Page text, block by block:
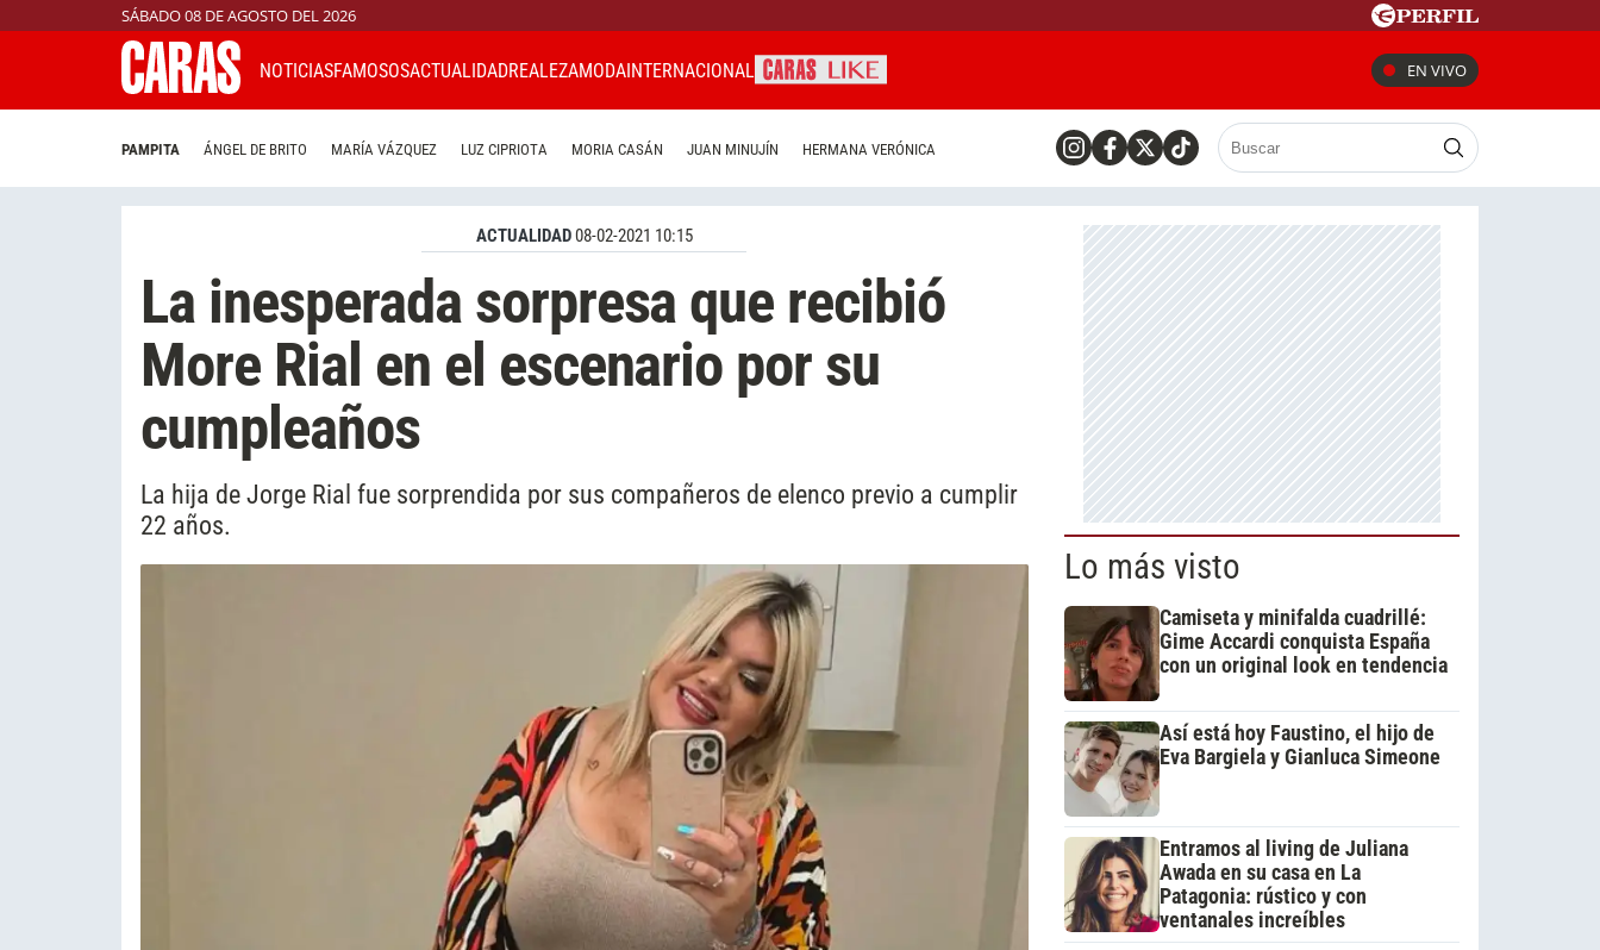
SÁBADO 08 DE AGOSTO DEL 2026
NOTICIASFAMOSOSACTUALIDADREALEZAMODAINTERNACIONAL EN VIVO
PAMPITA ÁNGEL DE BRITO MARÍA VÁZQUEZ LUZ CIPRIOTA MORIA CASÁN JUAN MINUJÍN HERMANA VERÓNICA
ACTUALIDAD08-02-2021 10:15
La inesperada sorpresa que recibió
More Rial en el escenario por su
cumpleaños
La hija de Jorge Rial fue sorprendida por sus compañeros de elenco previo a cumplir
22 años.
Lo más visto
Camiseta y minifalda cuadrillé:
Gime Accardi conquista España
con un original look en tendencia
Así está hoy Faustino, el hijo de
Eva Bargiela y Gianluca Simeone
Entramos al living de Juliana
Awada en su casa en La
Patagonia: rústico y con
ventanales increíbles